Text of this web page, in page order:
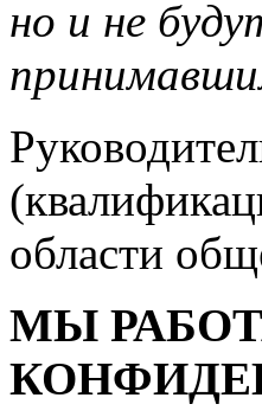
но и не
области
МЫ